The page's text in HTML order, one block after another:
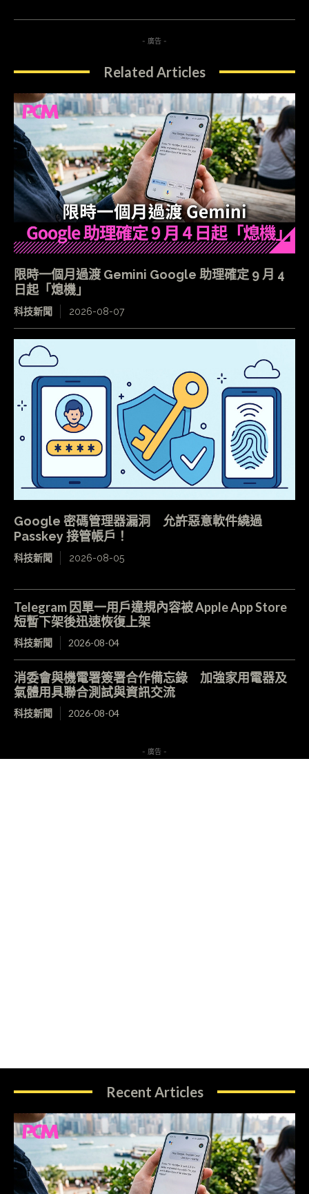
- 廣告 -
Related Articles
限時一個月過渡 Gemini Google 助理確定 9 月 4
日起「熄機」
科技新聞 2026-08-07
Google 密碼管理器漏洞 允許惡意軟件繞過
Passkey 接管帳戶！
科技新聞 2026-08-05
Telegram 因單一用戶違規內容被 Apple App Store
短暫下架後迅速恢復上架
科技新聞 2026-08-04
消委會與機電署簽署合作備忘錄 加強家用電器及
氣體用具聯合測試與資訊交流
科技新聞 2026-08-04
- 廣告 -
Recent Articles